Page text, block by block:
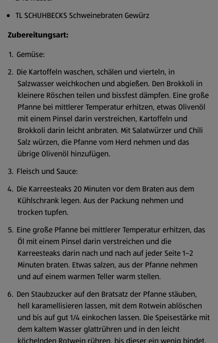
TL SCHUHBECKS Schweinebraten Gewürz
Zubereitungsart:
Gemüse:
Die Kartoffeln waschen, schälen und vierteln, in
Salzwasser weichkochen und abgießen. Den Brokkoli in
kleinere Röschen teilen und bissfest dämpfen. Eine große
Pfanne bei mittlerer Temperatur erhitzen, etwas Olivenöl
mit einem Pinsel darin verstreichen, Kartoffeln und
Brokkoli darin leicht anbraten. Mit Salatwürzer und Chili
Salz würzen, die Pfanne vom Herd nehmen und das
übrige Olivenöl hinzufügen.
Fleisch und Sauce:
Die Karreesteaks 20 Minuten vor dem Braten aus dem
Kühlschrank legen. Aus der Packung nehmen und
trocken tupfen.
Eine große Pfanne bei mittlerer Temperatur erhitzen, das
Öl mit einem Pinsel darin verstreichen und die
Karreesteaks darin nach und nach auf jeder Seite 1–2
Minuten braten. Etwas salzen, aus der Pfanne nehmen
und auf einem warmen Teller warm stellen.
Den Staubzucker auf den Bratsatz der Pfanne stäuben,
hell karamellisieren lassen, mit dem Rotwein ablöschen
und bis auf gut 1/4 einkochen lassen. Die Speisestärke mit
dem kaltem Wasser glattrühren und in den leicht